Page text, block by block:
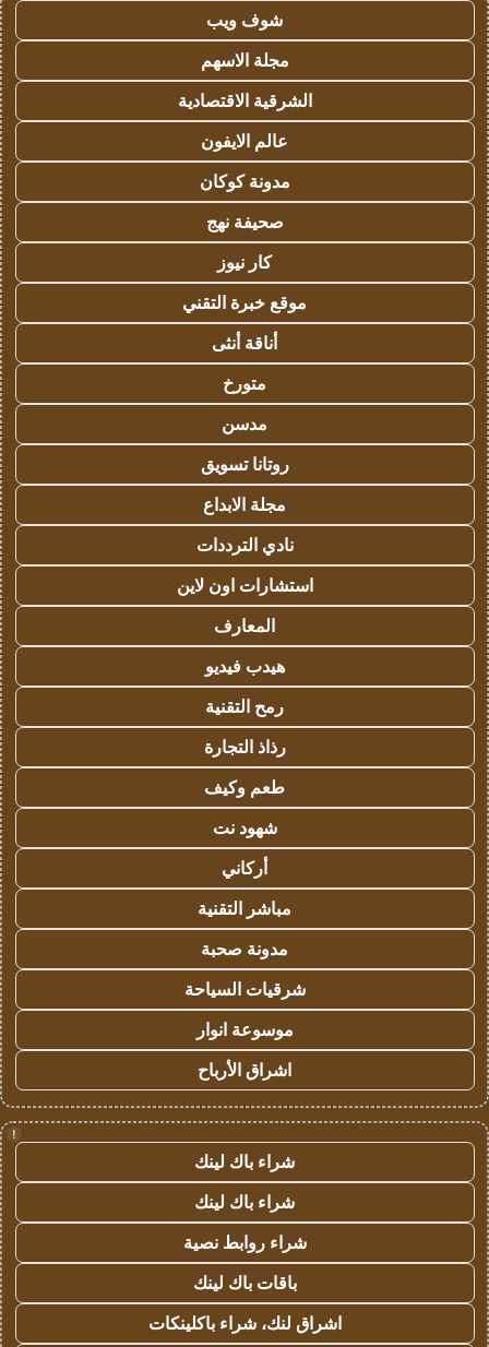
شوف ويب
مجلة الاسهم
الشرقية الاقتصادية
عالم الايفون
مدونة كوكان
صحيفة نهج
كار نيوز
موقع خبرة التقني
أناقة أنثى
متورخ
مدسن
روتانا تسويق
مجلة الابداع
نادي الترددات
استشارات اون لاين
المعارف
هيدب فيديو
رمح التقنية
رذاذ التجارة
طعم وكيف
شهود نت
أركاني
مباشر التقنية
مدونة صحبة
شرقيات السياحة
موسوعة انوار
اشراق الأرباح
!
شراء باك لينك
شراء باك لينك
شراء روابط نصية
باقات باك لينك
اشراق لنك، شراء باكلينكات